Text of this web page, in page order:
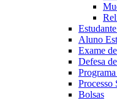
Aluno
Exame
Defesa
Processo
Bolsas